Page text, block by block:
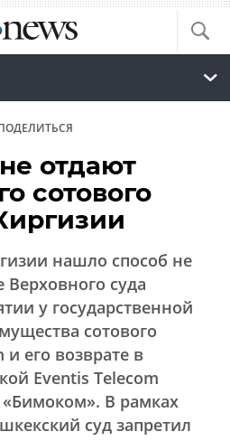
отдают
сотового
нашло способ не
суда
у государственной
сотового
и его возврате в
Eventis Telecom
В рамках
суд запретил